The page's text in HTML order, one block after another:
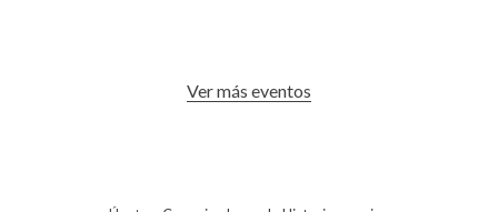
Ver más eventos